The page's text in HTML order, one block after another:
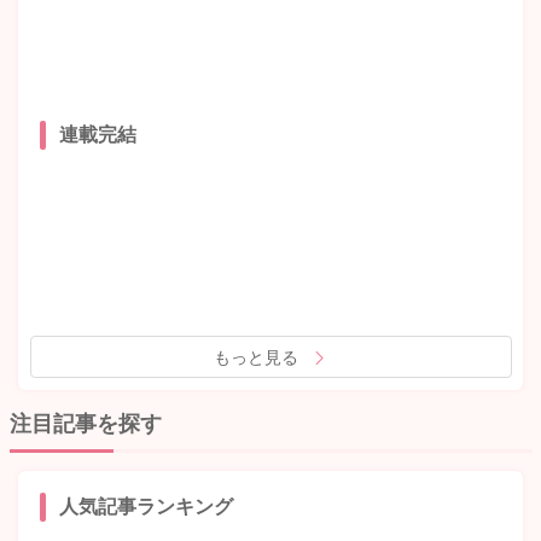
連載完結
もっと見る
注目記事を探す
人気記事ランキング